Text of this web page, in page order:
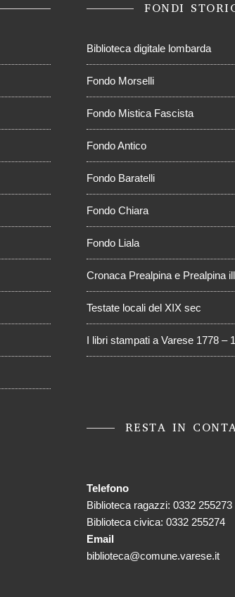
FONDI
Biblioteca digitale lombarda
Fondo Morselli
Fondo Mistica Fascista
Fondo Antico
Fondo Baratelli
Fondo Chiara
Fondo Liala
Cronaca Prealpina e Prealpina
Testate locali del XIX sec
I libri stampati a Varese 1778 –
RESTA IN
Telefono
Biblioteca ragazzi: 0332 255273
Biblioteca civica: 0332 255274
Email
biblioteca@comune.varese.it